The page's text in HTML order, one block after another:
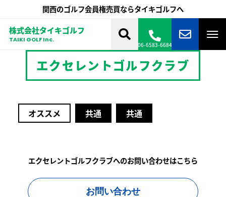
関西のゴルフ会員権売買ならタイキゴルフへ
株式会社タイキゴルフ
TAIKI GOLF Inc.
06-6583-6684
エクセレントゴルフクラブ
オススメ 共通 共通
エクセレントゴルフクラブへのお問い合わせはこちら
お問い合わせ